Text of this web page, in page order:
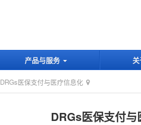
产品与服务
DRGs医保支付与医疗信息化
DRGs医保支付